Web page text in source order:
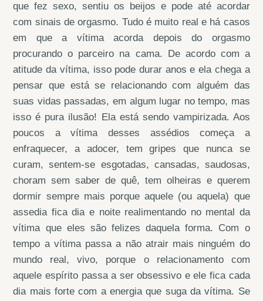
que fez sexo, sentiu os beijos e pode até acordar
com sinais de orgasmo. Tudo é muito real e há casos
em que a vítima acorda depois do orgasmo
procurando o parceiro na cama. De acordo com a
atitude da vítima, isso pode durar anos e ela chega a
pensar que está se relacionando com alguém das
suas vidas passadas, em algum lugar no tempo, mas
isso é pura ilusão! Ela está sendo vampirizada. Aos
poucos a vítima desses assédios começa a
enfraquecer, a adocer, tem gripes que nunca se
curam, sentem-se esgotadas, cansadas, saudosas,
choram sem saber de quê, tem olheiras e querem
dormir sempre mais porque aquele (ou aquela) que
assedia fica dia e noite realimentando no mental da
vítima que eles são felizes daquela forma. Com o
tempo a vítima passa a não atrair mais ninguém do
mundo real, vivo, porque o relacionamento com
aquele espírito passa a ser obsessivo e ele fica cada
dia mais forte com a energia que suga da vítima. Se